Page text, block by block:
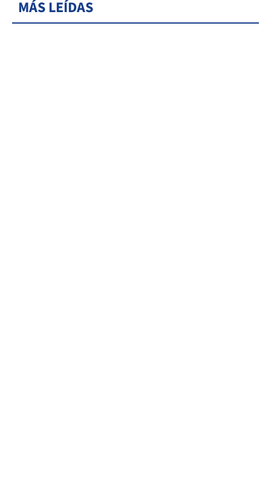
MÁS LEÍDAS